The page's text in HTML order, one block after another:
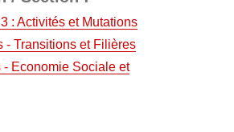
: Activités et Mutations
- Transitions et Filières
- Economie Sociale et